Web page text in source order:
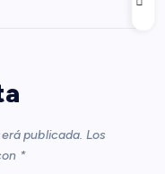
publicada. Los
*